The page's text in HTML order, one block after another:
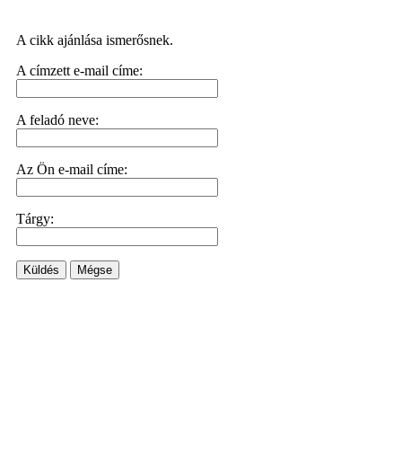
A cikk ajánlása ismerősnek.
A címzett e-mail címe:
A feladó neve:
Az Ön e-mail címe:
Tárgy:
Küldés Mégse